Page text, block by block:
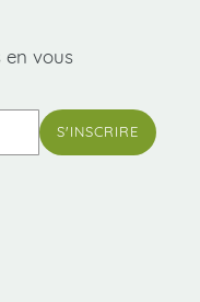
en vous
S'INSCRIRE